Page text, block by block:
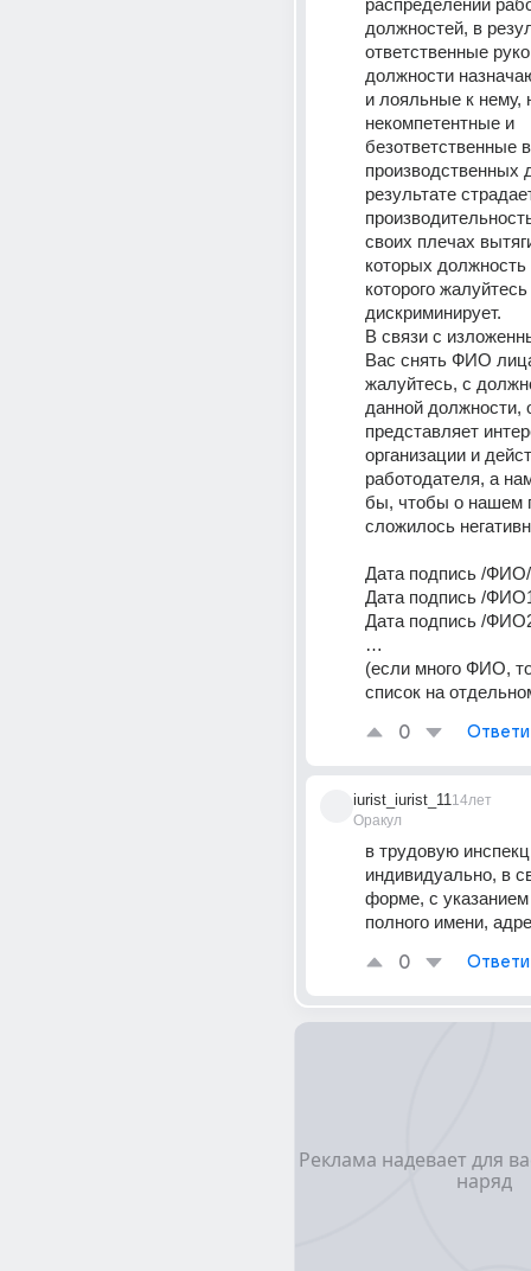
распределении
должностей, в
ответственные
должности
и лояльные к нему,
некомпетентные и
безответственные в
производственных
результате
своих плечах
которых
которого жалуйтесь
дискриминирует.
В связи с
Вас снять ФИО
жалуйтесь, с
данной должности,
представляет
организации и
работодателя, а
бы, чтобы о нашем
сложилось
Дата подпись /
Дата подпись /
Дата подпись /
…
(если много ФИО,
список на
0
iurist_iurist_11
Оракул
14лет
в трудовую
индивидуально, в
форме, с
полного имени,
0